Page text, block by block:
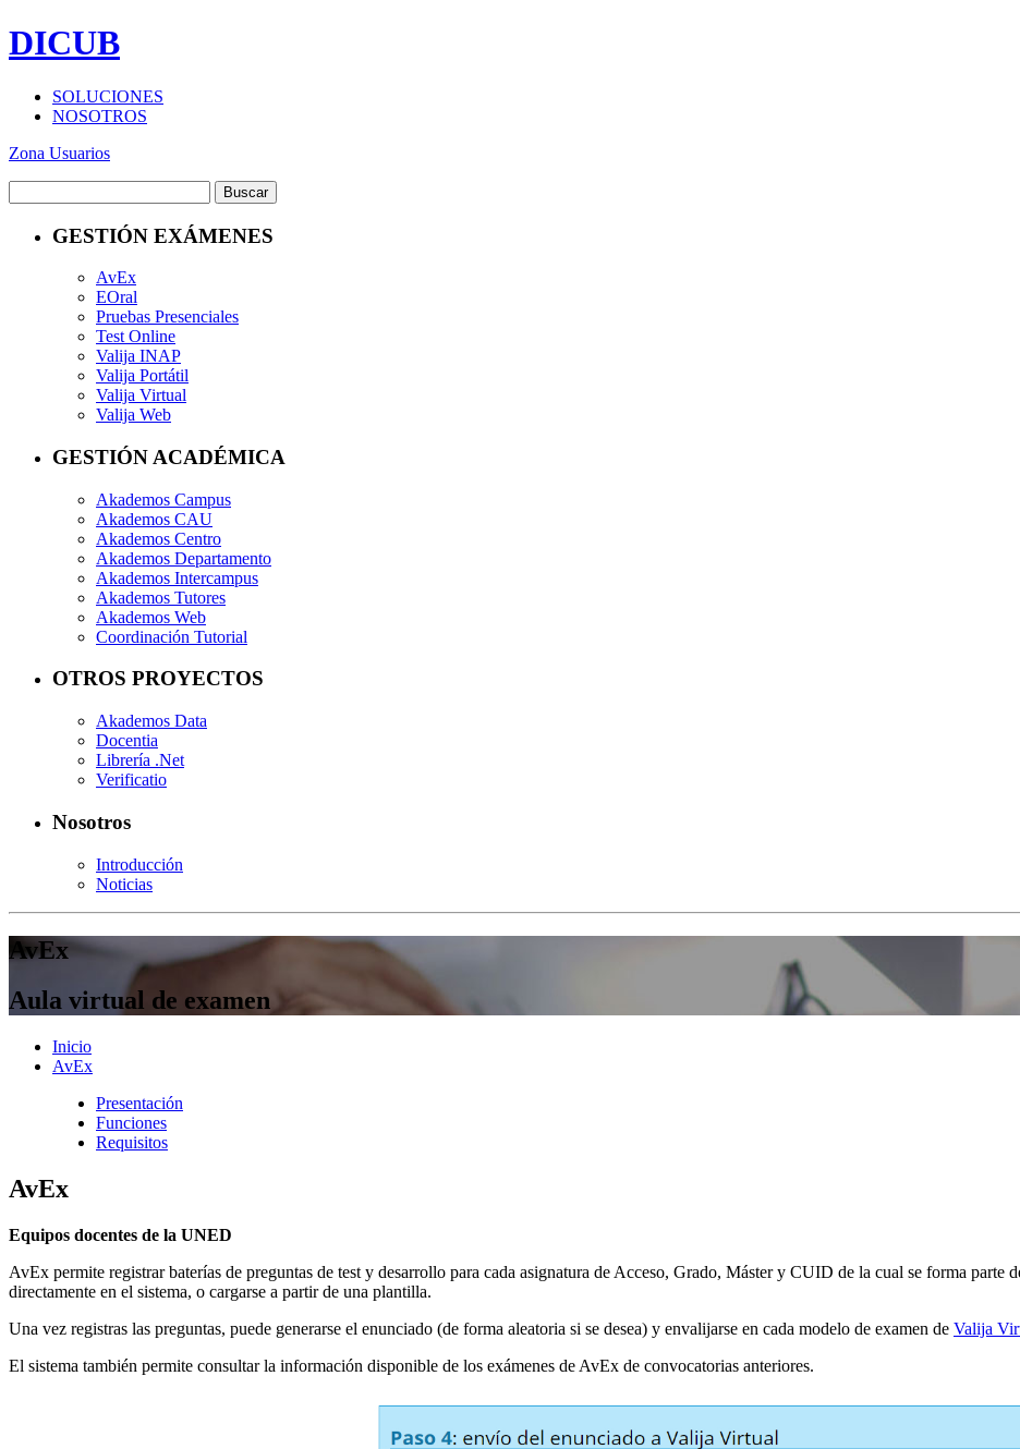
DICUB
SOLUCIONES
NOSOTROS
Zona Usuarios
GESTIÓN EXÁMENES
AvEx
EOral
Pruebas Presenciales
Test Online
Valija INAP
Valija Portátil
Valija Virtual
Valija Web
GESTIÓN ACADÉMICA
Akademos Campus
Akademos CAU
Akademos Centro
Akademos Departamento
Akademos Intercampus
Akademos Tutores
Akademos Web
Coordinación Tutorial
OTROS PROYECTOS
Akademos Data
Docentia
Librería .Net
Verificatio
Nosotros
Introducción
Noticias
AvEx
Aula virtual de examen
Inicio
AvEx
Presentación
Funciones
Requisitos
AvEx
Equipos docentes de la UNED
AvEx permite registrar baterías de preguntas de test y desarrollo para cada asignatura de Acceso, Grado, Máster y CUID de la cual se forma parte
directamente en el sistema, o cargarse a partir de una plantilla.
Una vez registras las preguntas, puede generarse el enunciado (de forma aleatoria si se desea) y envalijarse en cada modelo de examen de Valija
El sistema también permite consultar la información disponible de los exámenes de AvEx de convocatorias anteriores.